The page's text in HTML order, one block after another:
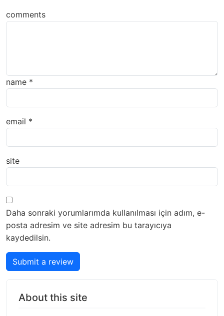
comments
name *
email *
site
Daha sonraki yorumlarımda kullanılması için adım, e-
posta adresim ve site adresim bu tarayıcıya
kaydedilsin.
Submit a review
About this site